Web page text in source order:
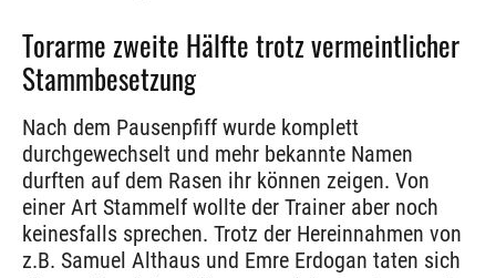
Torarme zweite Hälfte trotz vermeintlicher
Stammbesetzung
Nach dem Pausenpfiff wurde komplett
durchgewechselt und mehr bekannte Namen
durften auf dem Rasen ihr können zeigen. Von
einer Art Stammelf wollte der Trainer aber noch
keinesfalls sprechen. Trotz der Hereinnahmen von
z.B. Samuel Althaus und Emre Erdogan taten sich